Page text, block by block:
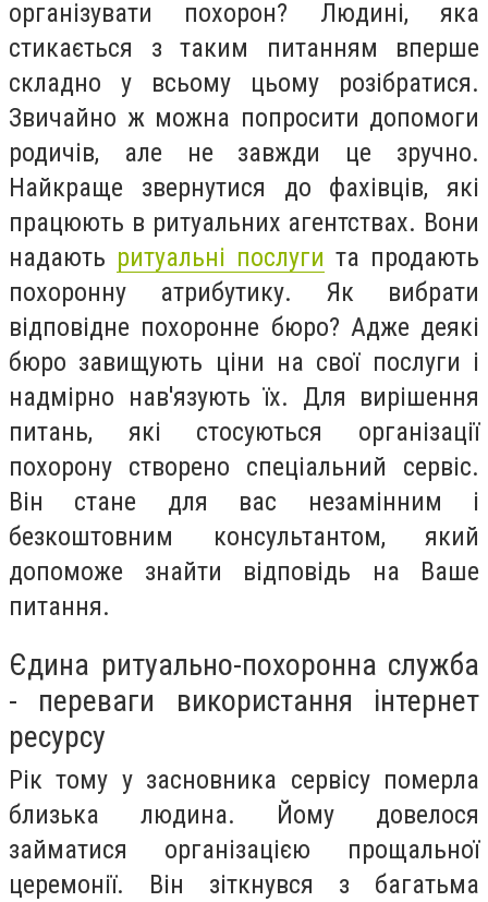
організувати похорон? Людині, яка
стикається з таким питанням вперше
складно у всьому цьому розібратися.
Звичайно ж можна попросити допомоги
родичів, але не завжди це зручно.
Найкраще звернутися до фахівців, які
працюють в ритуальних агентствах. Вони
надають ритуальні послуги та продають
похоронну атрибутику. Як вибрати
відповідне похоронне бюро? Адже деякі
бюро завищують ціни на свої послуги і
надмірно нав'язують їх. Для вирішення
питань, які стосуються організації
похорону створено спеціальний сервіс.
Він стане для вас незамінним і
безкоштовним консультантом, який
допоможе знайти відповідь на Ваше
питання.
Єдина ритуально-похоронна служба
- переваги використання інтернет
ресурсу
Рік тому у засновника сервісу померла
близька людина. Йому довелося
займатися організацією прощальної
церемонії. Він зіткнувся з багатьма